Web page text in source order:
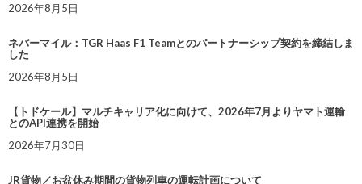
2026年8月5日
ネバーマイル：TGR Haas F1 Teamとのパートナーシップ契約を締結しま
した
2026年8月5日
【トドケール】マルチキャリア化に向けて、2026年7月よりヤマト運輸
とのAPI連携を開始
2026年7月30日
JR貨物／お盆休み期間の貨物列車の運転計画について